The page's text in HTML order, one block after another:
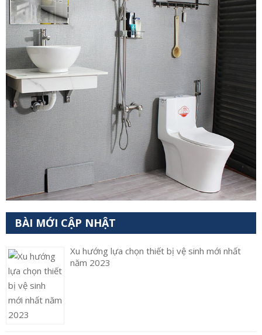
BÀI MỚI CẬP NHẬT
Xu hướng lựa chọn thiết bị vệ sinh mới nhất
năm 2023